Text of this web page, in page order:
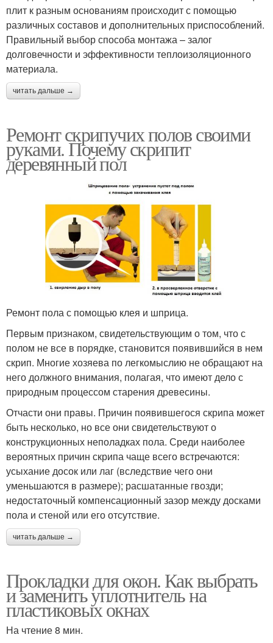
плит к разным основаниям происходит с помощью
различных составов и дополнительных приспособлений.
Правильный выбор способа монтажа – залог
долговечности и эффективности теплоизоляционного
материала.
читать дальше →
Ремонт скрипучих полов своими
руками. Почему скрипит
деревянный пол
Ремонт пола с помощью клея и шприца.
Первым признаком, свидетельствующим о том, что с
полом не все в порядке, становится появившийся в нем
скрип. Многие хозяева по легкомыслию не обращают на
него должного внимания, полагая, что имеют дело с
природным процессом старения древесины.
Отчасти они правы. Причин появившегося скрипа может
быть несколько, но все они свидетельствуют о
конструкционных неполадках пола. Среди наиболее
вероятных причин скрипа чаще всего встречаются:
усыхание досок или лаг (вследствие чего они
уменьшаются в размере); расшатанные гвозди;
недостаточный компенсационный зазор между досками
пола и стеной или его отсутствие.
читать дальше →
Прокладки для окон. Как выбрать
и заменить уплотнитель на
пластиковых окнах
На чтение 8 мин.